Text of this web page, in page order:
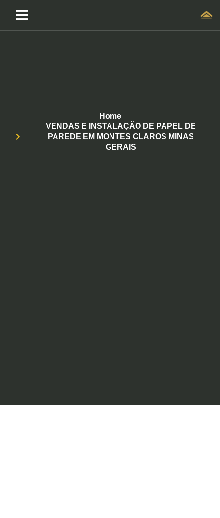
Home
VENDAS E INSTALAÇÃO DE PAPEL DE
PAREDE EM MONTES CLAROS MINAS
GERAIS